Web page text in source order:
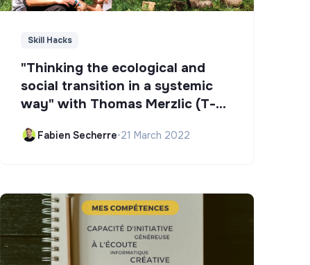
Skill Hacks
"Thinking the ecological and
social transition in a systemic
way" with Thomas Merzlic (T-
Fabien Secherre•21 March 2022